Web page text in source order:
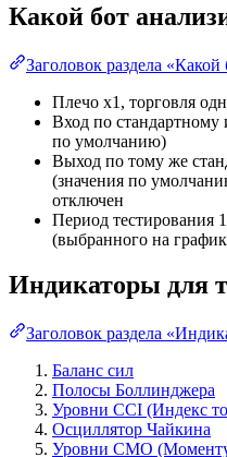
Какой бот
Заголовок раздела «Какой
Плечо х1, торговля
Вход по стандартному
по умолчанию)
Выход по тому же
(значения по
отключен
Период тестирования
(выбранного на
Индикаторы для
Заголовок раздела
Баланс сил
Полосы Боллинджера
Уровни CCI (Индекс
Осциллятор Чайкина
Уровни CMO